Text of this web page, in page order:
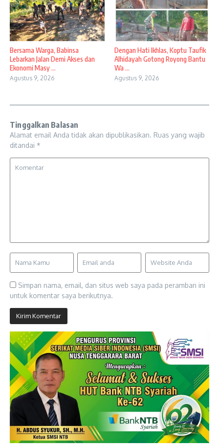
Bersama Warga, Babinsa
Lebarkan Jalan Demi Akses dan
Ekonomi Masy ...
Agustus 9, 2026
Dengan Hati Ikhlas, Koptu Taufik
Alhidayah Gotong Royong Bantu
Wa ...
Agustus 9, 2026
Tinggalkan Balasan
Alamat email Anda tidak akan dipublikasikan. Ruas yang wajib
ditandai *
Simpan nama, email, dan situs web saya pada peramban ini
untuk komentar saya berikutnya.